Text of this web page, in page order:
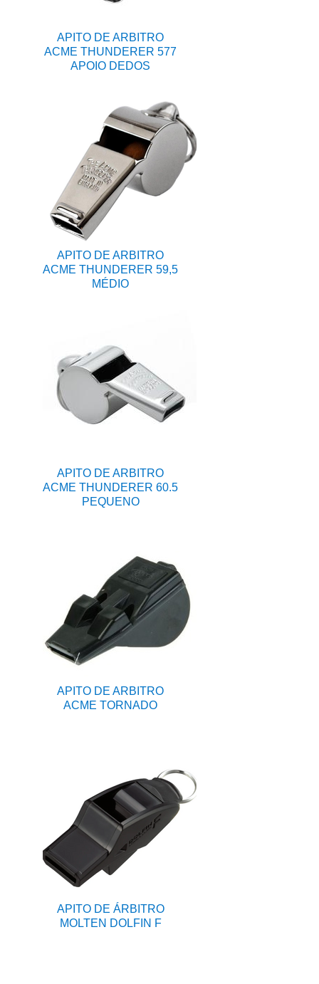
APITO DE ARBITRO
ACME THUNDERER 577
APOIO DEDOS
APITO DE ARBITRO
ACME THUNDERER 59,5
MÉDIO
APITO DE ARBITRO
ACME THUNDERER 60.5
PEQUENO
APITO DE ARBITRO
ACME TORNADO
APITO DE ÁRBITRO
MOLTEN DOLFIN F